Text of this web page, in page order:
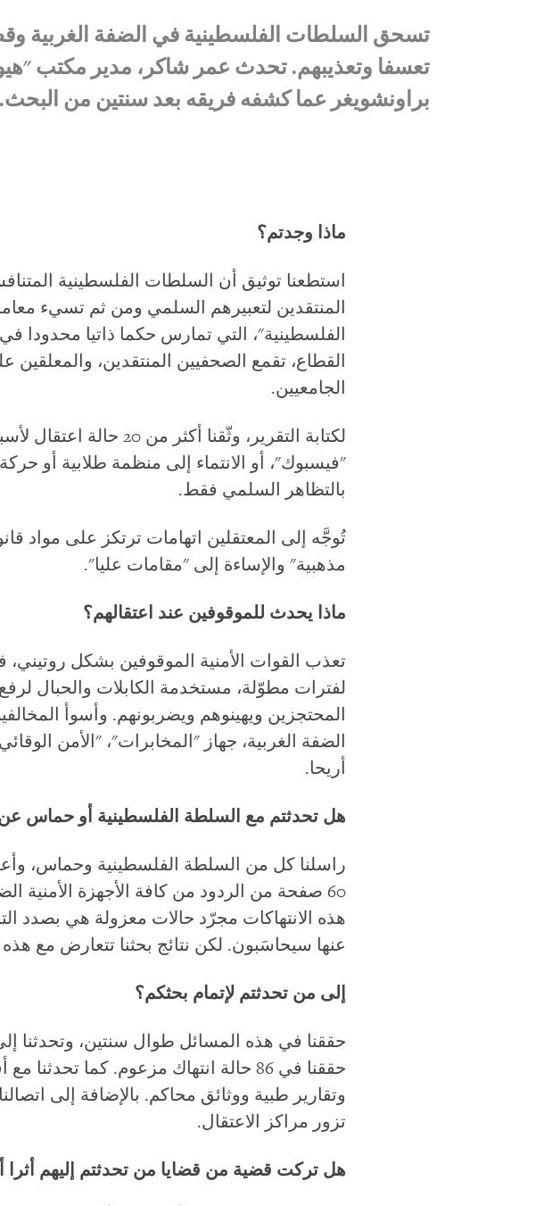
تسحق السلطات الفلسطينية في الضفة الغربية
تعسفا وتعذيبهم. تحدث عمر شاكر، مدير مكتب
براونشويغر عما كشفه فريقه بعد سنتين من البحث.
ماذا وجدتم؟
استطعنا توثيق أن السلطات الفلسطينية
المنتقدين لتعبيرهم السلمي ومن ثم تسيء
الفلسطينية"، التي تمارس حكما ذاتيا
القطاع، تقمع الصحفيين المنتقدين،
الجامعيين.
لكتابة التقرير،
"فيسبوك"، أو الانتماء إلى منظمة طلابية أو
بالتظاهر السلمي فقط.
تُوجَّه إلى المعتقلين اتهامات ترتكز على مواد
مذهبية" والإساءة إلى "مقامات عليا".
ماذا يحدث للموقوفين عند اعتقالهم؟
تعذب القوات الأمنية الموقوفين بشكل
لفترات مطوّلة، مستخدمة الكابلات والحبال
المحتجزين ويهينوهم ويضربونهم. وأسوأ
الضفة الغربية، جهاز "المخابرات"، "الأمن
أريحا.
هل تحدثتم مع السلطة الفلسطينية أو حماس عن
راسلنا كل من السلطة الفلسطينية وحماس،
60 صفحة من الردود من كافة الأجهزة
هذه الانتهاكات مجرّد حالات معزولة هي بصدد
عنها سيحاسَبون. لكن نتائج بحثنا تتعارض مع
إلى من تحدثتم لإتمام بحثكم؟
حققنا في 86 حالة انتهاك مزعوم. كما
وتقارير طبية ووثائق محاكم. بالإضافة إلى
تزور مراكز الاعتقال.
هل تركت قضية من قضايا من تحدثتم إليهم أثرا